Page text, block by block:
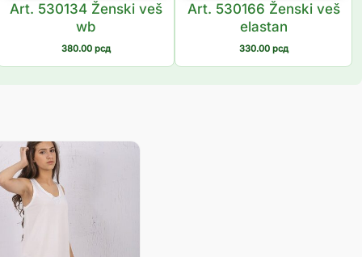
Art. 530134 Ženski veš
wb
380.00 рсд
Art. 530166 Ženski veš
elastan
330.00 рсд